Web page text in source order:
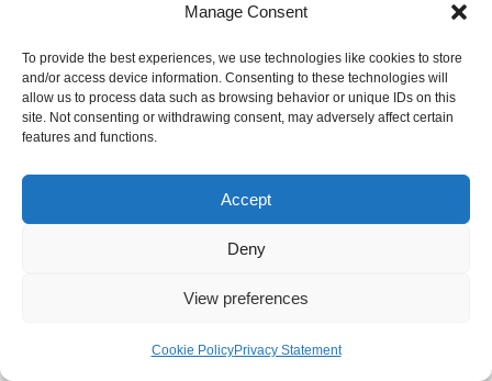
Manage Consent
To provide the best experiences, we use technologies like cookies to store
and/or access device information. Consenting to these technologies will
allow us to process data such as browsing behavior or unique IDs on this
site. Not consenting or withdrawing consent, may adversely affect certain
features and functions.
Accept
Deny
View preferences
Cookie PolicyPrivacy Statement
点検整備がしにくい ← サイズが小さいか
立てボイラーは水を貯める
題です。
胴径が大きいと、同じ圧力でも引張応力が強くなります。
なることを意味します。
ながら、高い圧力を供給するために胴径という設備寸法に